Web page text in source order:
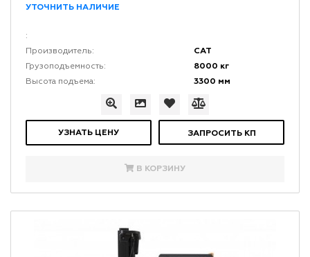
УТОЧНИТЬ НАЛИЧИЕ
:
Производитель:
CAT
Грузоподъемность: 8000 кг
Высота подъема: 3300 мм
УЗНАТЬ ЦЕНУ ЗАПРОСИТЬ КП
В КОРЗИНУ